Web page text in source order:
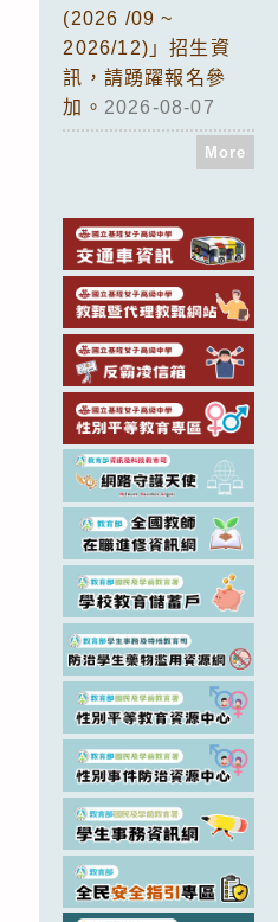
(2026 /09 ~
2026/12)」招生資
訊，請踴躍報名參
加。 2026-08-07
More